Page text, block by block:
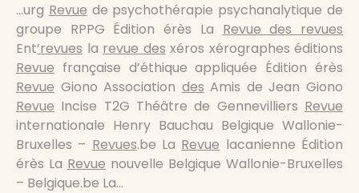
…urg Revue de psychothérapie psychanalytique de
groupe RPPG Édition érès La Revue des revues
Ent’revues la revue des xéros xérographes éditions
Revue française d’éthique appliquée Édition érès
Revue Giono Association des Amis de Jean Giono
Revue Incise T2G Théâtre de Gennevilliers Revue
internationale Henry Bauchau Belgique Wallonie-
Bruxelles – Revues.be La Revue lacanienne Édition
érès La Revue nouvelle Belgique Wallonie-Bruxelles
– Belgique.be La…